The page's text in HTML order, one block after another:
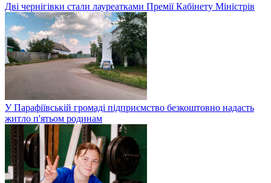
Дві чернігівки стали лауреатками Премії Кабінету Міністрів
У Парафіївській громаді підприємство безкоштовно надасть
житло п'ятьом родинам